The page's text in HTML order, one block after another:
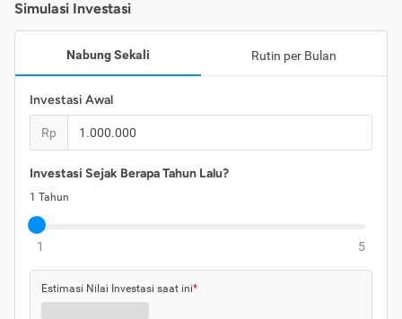
Simulasi Investasi
Nabung Sekali Rutin per Bulan
Investasi Awal
Rp
Investasi Sejak Berapa Tahun Lalu?
1 Tahun
1 5
Estimasi Nilai Investasi saat ini*